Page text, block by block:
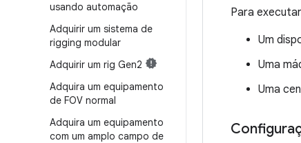
usando automação
Adquirir um sistema de
rigging modular
Adquirir um rig Gen2
Adquira um equipamento
de FOV normal
Adquira um equipamento
com um amplo campo de
Para
Um
Uma
Uma